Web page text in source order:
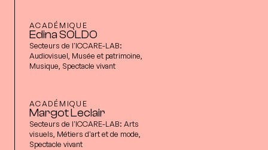
ACADÉMIQUE
Edina SOLDO
Secteurs de l'ICCARE-LAB:
Audiovisuel, Musée et patrimoine,
Musique, Spectacle vivant
ACADÉMIQUE
Margot Leclair
Secteurs de l'ICCARE-LAB: Arts
visuels, Métiers d'art et de mode,
Spectacle vivant